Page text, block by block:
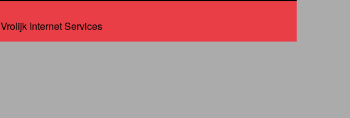
Vrolijk Internet Services